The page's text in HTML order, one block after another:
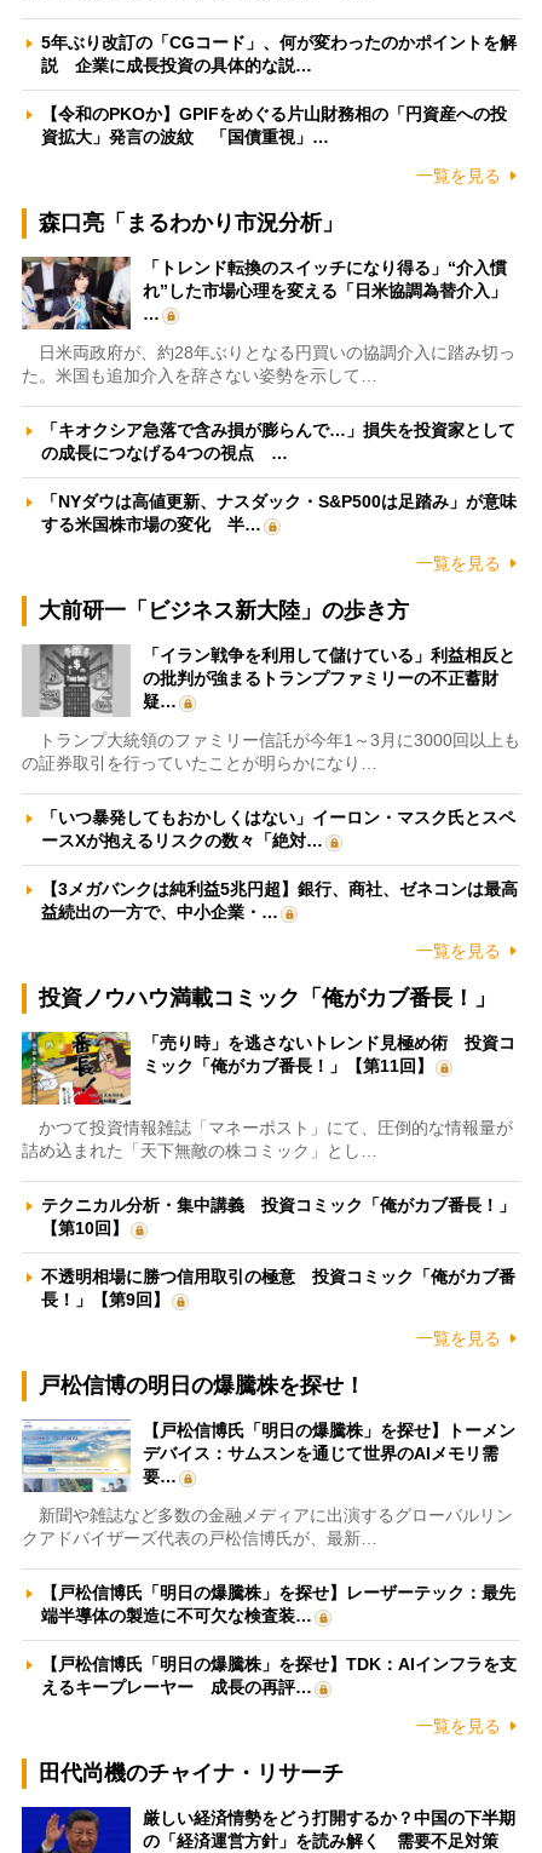
5年ぶり改訂の「CGコード」、何が変わったのかポイントを解
説 企業に成長投資の具体的な説…
【令和のPKOか】GPIFをめぐる片山財務相の「円資産への投
資拡大」発言の波紋 「国債重視」…
一覧を見る
森口亮「まるわかり市況分析」
「トレンド転換のスイッチになり得る」“介入慣
れ”した市場心理を変える「日米協調為替介入」
…
日米両政府が、約28年ぶりとなる円買いの協調介入に踏み切っ
た。米国も追加介入を辞さない姿勢を示して…
「キオクシア急落で含み損が膨らんで…」損失を投資家として
の成長につなげる4つの視点 …
「NYダウは高値更新、ナスダック・S&P500は足踏み」が意味
する米国株市場の変化 半…
一覧を見る
大前研一「ビジネス新大陸」の歩き方
「イラン戦争を利用して儲けている」利益相反と
の批判が強まるトランプファミリーの不正蓄財
疑…
トランプ大統領のファミリー信託が今年1～3月に3000回以上も
の証券取引を行っていたことが明らかになり…
「いつ暴発してもおかしくはない」イーロン・マスク氏とスペ
ースXが抱えるリスクの数々「絶対…
【3メガバンクは純利益5兆円超】銀行、商社、ゼネコンは最高
益続出の一方で、中小企業・…
一覧を見る
投資ノウハウ満載コミック「俺がカブ番長！」
「売り時」を逃さないトレンド見極め術 投資コ
ミック「俺がカブ番長！」【第11回】
かつて投資情報雑誌「マネーポスト」にて、圧倒的な情報量が
詰め込まれた「天下無敵の株コミック」とし…
テクニカル分析・集中講義 投資コミック「俺がカブ番長！」
【第10回】
不透明相場に勝つ信用取引の極意 投資コミック「俺がカブ番
長！」【第9回】
一覧を見る
戸松信博の明日の爆騰株を探せ！
【戸松信博氏「明日の爆騰株」を探せ】トーメン
デバイス：サムスンを通じて世界のAIメモリ需
要…
新聞や雑誌など多数の金融メディアに出演するグローバルリン
クアドバイザーズ代表の戸松信博氏が、最新…
【戸松信博氏「明日の爆騰株」を探せ】レーザーテック：最先
端半導体の製造に不可欠な検査装…
【戸松信博氏「明日の爆騰株」を探せ】TDK：AIインフラを支
えるキープレーヤー 成長の再評…
一覧を見る
田代尚機のチャイナ・リサーチ
厳しい経済情勢をどう打開するか？中国の下半期
の「経済運営方針」を読み解く 需要不足対策